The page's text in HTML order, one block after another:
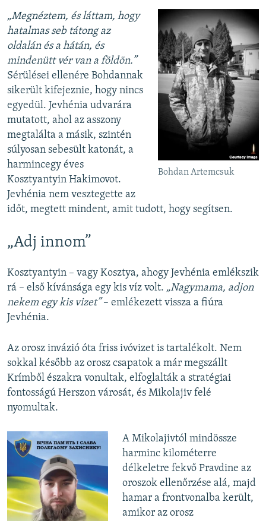
Bohdan Artemcsuk
„Megnéztem, és láttam, hogy
hatalmas seb tátong az
oldalán és a hátán, és
mindenütt vér van a földön.”
Sérülései ellenére Bohdannak
sikerült kifejeznie, hogy nincs
egyedül. Jevhénia udvarára
mutatott, ahol az asszony
megtalálta a másik, szintén
súlyosan sebesült katonát, a
harmincegy éves
Kosztyantyin Hakimovot.
Jevhénia nem vesztegette az
időt, megtett mindent, amit tudott, hogy segítsen.
„Adj innom”
Kosztyantyin – vagy Kosztya, ahogy Jevhénia emlékszik
rá – első kívánsága egy kis víz volt. „Nagymama, adjon
nekem egy kis vizet”– emlékezett vissza a fiúra
Jevhénia.
Az orosz invázió óta friss ivóvizet is tartalékolt. Nem
sokkal később az orosz csapatok a már megszállt
Krímből északra vonultak, elfoglalták a stratégiai
fontosságú Herszon városát, és Mikolajiv felé
nyomultak.
A Mikolajivtól mindössze
harminc kilométerre
délkeletre fekvő Pravdine az
oroszok ellenőrzése alá, majd
hamar a frontvonalba került,
amikor az orosz